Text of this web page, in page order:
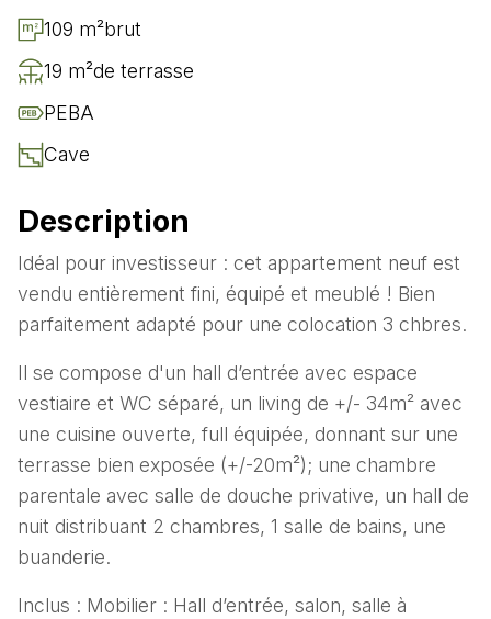
109 m²brut
19 m²de terrasse
PEBA
Cave
Description
Idéal pour investisseur : cet appartement neuf est
vendu entièrement fini, équipé et meublé ! Bien
parfaitement adapté pour une colocation 3 chbres.
Il se compose d'un hall d’entrée avec espace
vestiaire et WC séparé, un living de +/- 34m² avec
une cuisine ouverte, full équipée, donnant sur une
terrasse bien exposée (+/-20m²); une chambre
parentale avec salle de douche privative, un hall de
nuit distribuant 2 chambres, 1 salle de bains, une
buanderie.
Inclus : Mobilier : Hall d’entrée, salon, salle à